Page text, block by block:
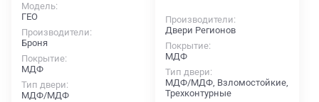
Модель
ГЕО
Производители
Броня
Покрытие
МДФ
Тип двери
МДФ/МДФ
Производители
Двери Регионов
Покрытие
МДФ
Тип двери
МДФ/МДФ, Взломостойкие,
Трехконтурные